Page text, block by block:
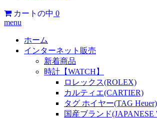
カートの中 0
menu
ホーム
インターネット販売
新着商品
時計【WATCH】
ロレックス(ROLEX)
カルティエ(CARTIER)
タグ ホイヤー(TAG Heuer)
国産ブランド(JAPANESE